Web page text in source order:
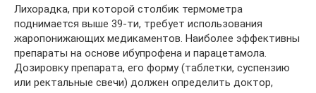
Лихорадка, при которой столбик термометра
поднимается выше 39-ти, требует использования
жаропонижающих медикаментов. Наиболее эффективны
препараты на основе ибупрофена и парацетамола.
Дозировку препарата, его форму (таблетки, суспензию
или ректальные свечи) должен определить доктор,